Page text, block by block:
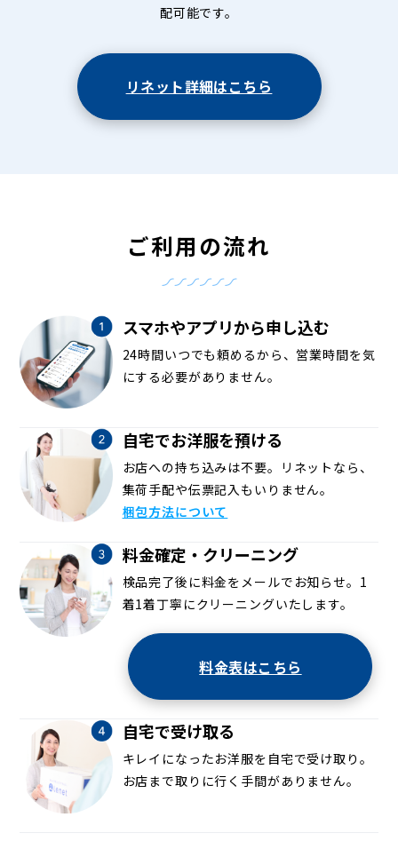
配可能です。
リネット詳細はこちら
ご利用の流れ
スマホやアプリから申し込む
24時間いつでも頼めるから、営業時間を気
にする必要がありません。
自宅でお洋服を預ける
お店への持ち込みは不要。リネットなら、
集荷手配や伝票記入もいりません。
梱包方法について
料金確定・クリーニング
検品完了後に料金をメールでお知らせ。1
着1着丁寧にクリーニングいたします。
料金表はこちら
自宅で受け取る
キレイになったお洋服を自宅で受け取り。
お店まで取りに行く手間がありません。